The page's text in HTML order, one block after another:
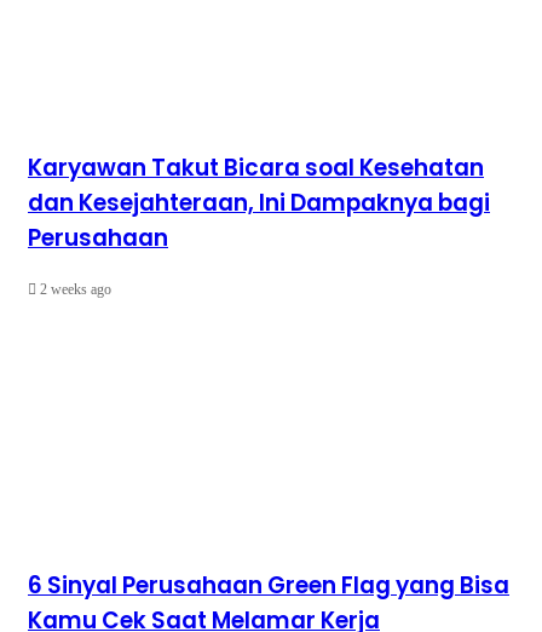
Karyawan Takut Bicara soal Kesehatan
dan Kesejahteraan, Ini Dampaknya bagi
Perusahaan
2 weeks ago
6 Sinyal Perusahaan Green Flag yang Bisa
Kamu Cek Saat Melamar Kerja